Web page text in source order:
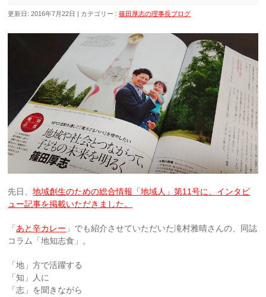
更新日: 2016年7月22日 カテゴリー :篠田厚志の理事長ブログ
先日、地域創生のための総合情報「地域人」第11号に、インタビ
ュー記事を掲載いただきました。
「 あと辛カレー 」でも紹介させていただいた滝村雅晴さんの、同誌
コラム「地知志食」。
「地」方で活躍する
「知」人に
「志」を聞きながら